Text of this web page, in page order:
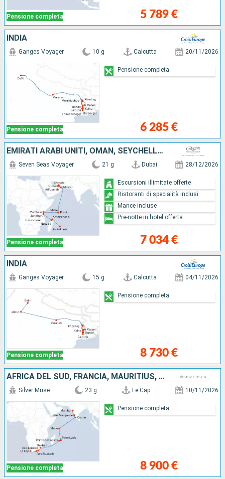
Pensione completa 5 789 €
INDIA
Pensione completa
Ganges Voyager 10 g Calcutta 20/11/2026
6 285 €
Pensione completa
EMIRATI ARABI UNITI, OMAN, SEYCHELLES, KENIA, TANZANIA, MADAGASCAR, MAURITIUS
Pensione completa
Seven Seas Voyager 21 g Dubai 28/12/2026
7 034 €
Escursioni illimitate offerte
Ristoranti di specialità inclusi
Mance incluse
Pre-notte in hotel offerta
INDIA
Pensione completa
Ganges Voyager 15 g Calcutta 04/11/2026
8 730 €
Pensione completa
AFRICA DEL SUD, FRANCIA, MAURITIUS, SEYCHELLES, INDIA
Pensione completa
Silver Muse 23 g Le Cap 10/11/2026
8 900 €
Pensione completa